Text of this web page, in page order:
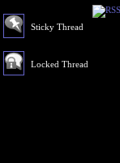
Sticky Thread
Locked Thread